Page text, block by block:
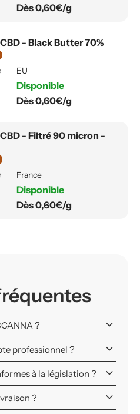
Dès 0,60€/g
- Black Butter 70%
EU
Disponible
Dès 0,60€/g
- Filtré 90 micron -
France
Disponible
Dès 0,60€/g
? keyboard_arrow_down
professionnel ? keyboard_arrow_down
à la législation ? keyboard_arrow_down
? keyboard_arrow_down